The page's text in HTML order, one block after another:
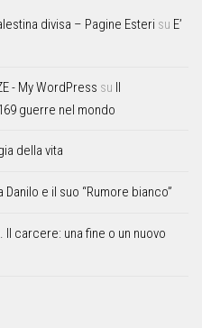
divisa – Pagine Esteri su E’
- My WordPress su
guerre nel mondo
della vita
Danilo e il suo “Rumore bianco”
carcere: una fine o un nuovo